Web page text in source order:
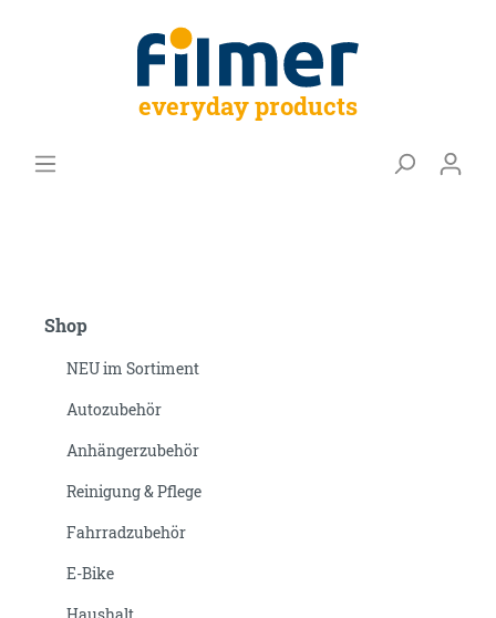
everyday products
Shop
NEU im Sortiment
Autozubehör
Anhängerzubehör
Reinigung & Pflege
Fahrradzubehör
E-Bike
Haushalt